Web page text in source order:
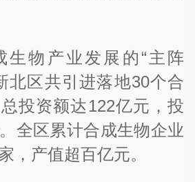
生物产业发展的“主阵
北区共引进落地30个合
投资额达122亿元，投
全区累计合成生物企业
，产值超百亿元。